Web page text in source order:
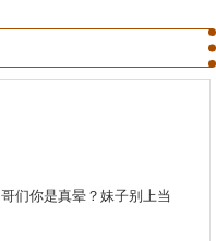
哥们你是真晕？妹子别上当